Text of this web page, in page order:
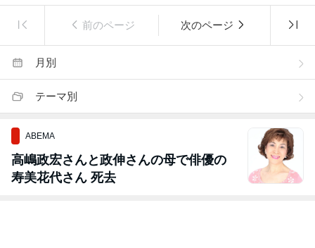
前のページ 次のページ
月別
テーマ別
ABEMA
高嶋政宏さんと政伸さんの母で俳優の
寿美花代さん 死去